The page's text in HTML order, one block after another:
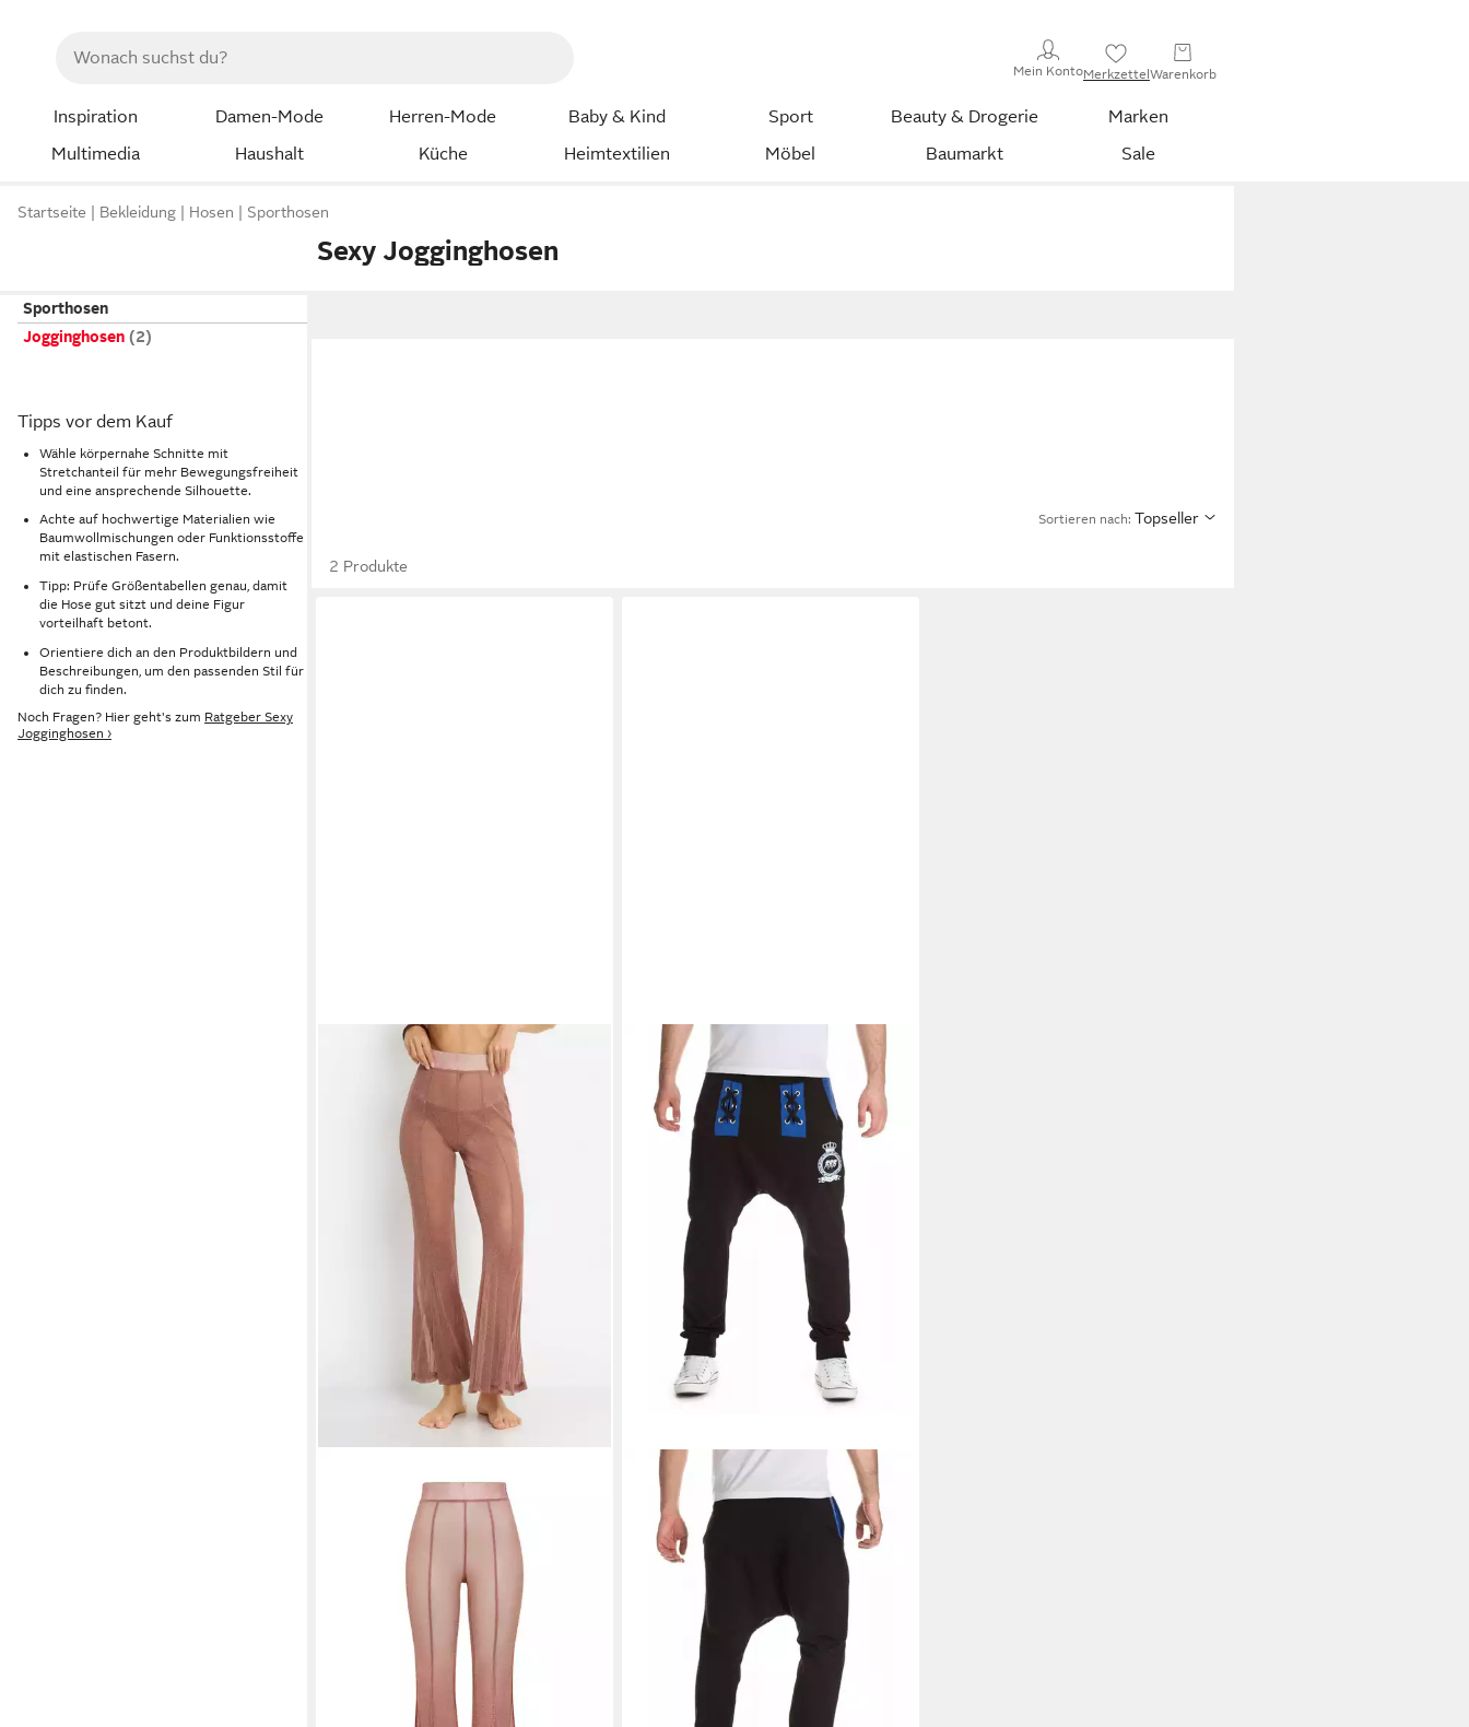
Mein KontoMerkzettelWarenkorb
Inspiration Damen-Mode Herren-Mode Baby & Kind Sport Beauty & Drogerie
Marken
Multimedia
Haushalt Küche Heimtextilien Möbel Baumarkt Sale
Startseite Bekleidung Hosen Sporthosen
Sexy Jogginghosen
Sporthosen
Jogginghosen
Tipps vor dem Kauf
Wähle körpernahe Schnitte mit
Stretchanteil für mehr Bewegungsfreiheit
und eine ansprechende Silhouette.
Achte auf hochwertige Materialien wie
Baumwollmischungen oder Funktionsstoffe
mit elastischen Fasern.
Tipp: Prüfe Größentabellen genau, damit
die Hose gut sitzt und deine Figur
vorteilhaft betont.
Orientiere dich an den Produktbildern und
Beschreibungen, um den passenden Stil für
dich zu finden.
Noch Fragen? Hier geht's zum Ratgeber Sexy
Jogginghosen ›
Sortieren nach: Topseller
2 Produkte